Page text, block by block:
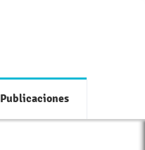
Publicaciones